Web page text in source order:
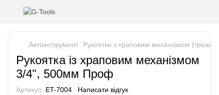
Автоінструмент Рукоятки з храповим механізмом
Рукоятка із храповим механізмом
3/4", 500мм Проф
Артикул: ET-7004 Написати відгук